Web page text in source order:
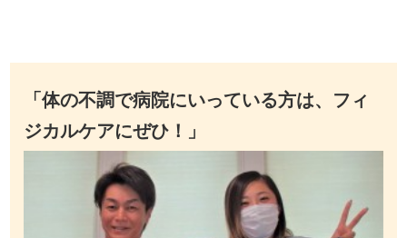
「体の不調で病院にいっている方は、フィ
ジカルケアにぜひ！」